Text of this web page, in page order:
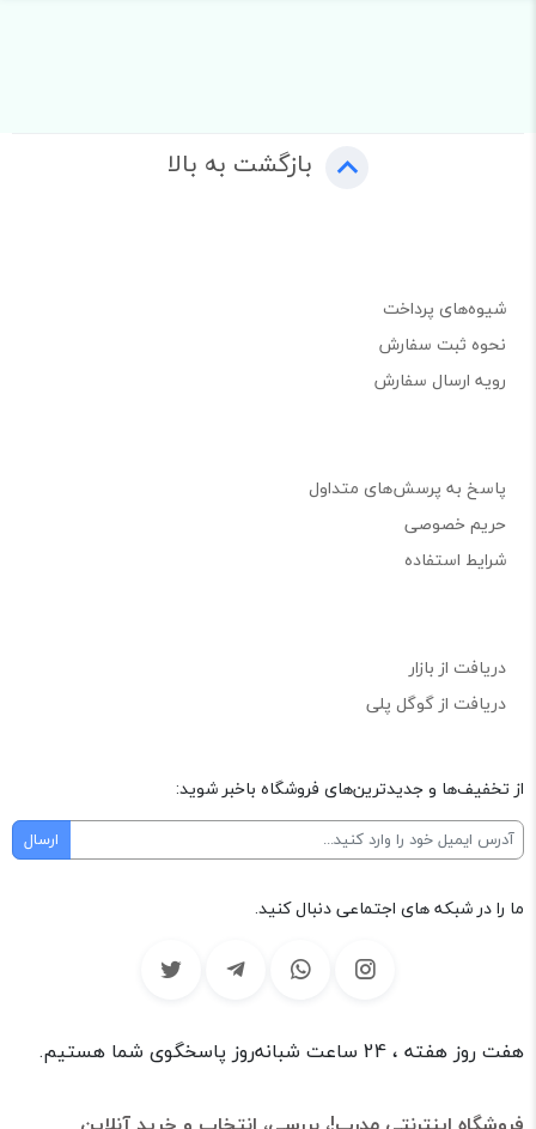
بازگشت به بالا
شیوه‌های پرداخت
نحوه ثبت سفارش
رویه ارسال سفارش
پاسخ به پرسش‌های متداول
حریم خصوصی
شرایط استفاده
دریافت از بازار
دریافت از گوگل پلی
از تخفیف‌ها و جدیدترین‌های فروشگاه باخبر شوید:
ما را در شبکه های اجتماعی دنبال کنید.
هفت روز هفته ، 24 ساعت شبانه‌روز پاسخگوی شما هستیم.